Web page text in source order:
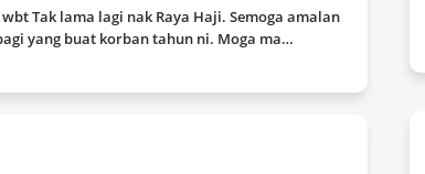
Tak lama lagi nak Raya Haji. Semoga amalan
yang buat korban tahun ni. Moga ma…